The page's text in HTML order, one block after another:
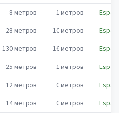
8 метров 1 метров
28 метров 10метров
130метров 16метров
25 метров 1 метров
12метров 0метров
14метров 0метров